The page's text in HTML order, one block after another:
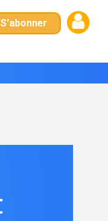
S'abonner